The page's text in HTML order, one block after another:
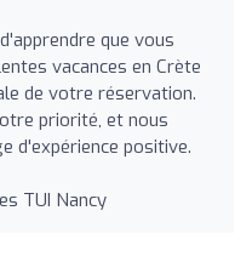
que vous
vacances en Crète
de votre réservation.
priorité, et nous
d'expérience positive.
TUI Nancy